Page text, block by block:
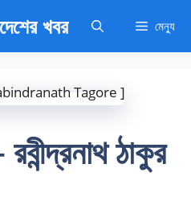
খবর মেন্যু
ঠাকুর